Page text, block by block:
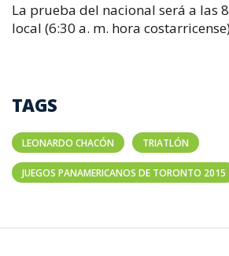
La prueba del nacional será a las
local (6:30 a. m. hora
TAGS
LEONARDO CHACÓN TRIATLÓN
JUEGOS PANAMERICANOS DE TORONTO 2015